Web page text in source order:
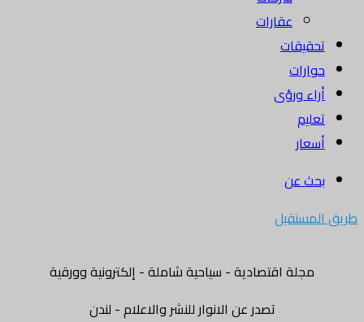
عقارات
تحقيقات
حوارات
أراء ورؤى
تعليم
أسعار
بحث عن
طريق المستقبل
مجلة اقتصادية - سياحية شاملة - إلكترونية وورقية
تصدر عن الانوار للنشر والاعلام - لندن